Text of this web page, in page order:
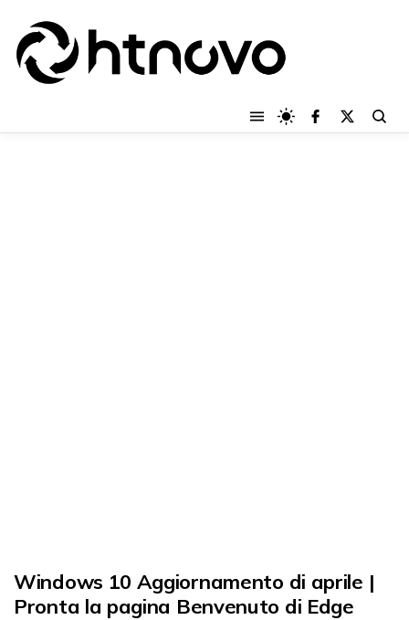
Windows 10 Aggiornamento di aprile |
Pronta la pagina Benvenuto di Edge